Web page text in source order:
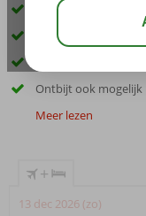
Bijzonder verblijf in
Authentieke
Ontbijt ook mogelijk
Meer lezen
+
13 dec 2026 (zo)